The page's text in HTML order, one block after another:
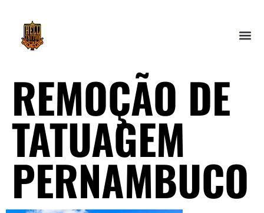
REMOÇÃO DE
TATUAGEM
PERNAMBUCO